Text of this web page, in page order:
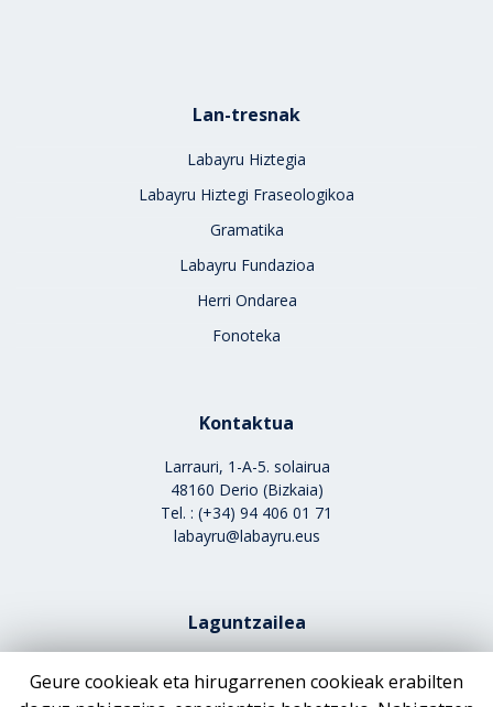
Lan-tresnak
Labayru Hiztegia
Labayru Hiztegi Fraseologikoa
Gramatika
Labayru Fundazioa
Herri Ondarea
Fonoteka
Kontaktua
Larrauri, 1-A-5. solairua
48160 Derio (Bizkaia)
Tel. : (+34) 94 406 01 71
labayru@labayru.eus
Laguntzailea
Geure cookieak eta hirugarrenen cookieak erabilten